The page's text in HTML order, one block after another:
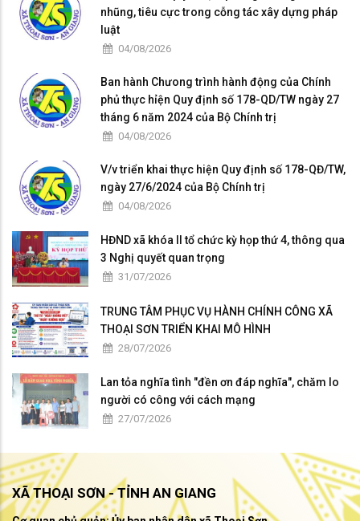
nhũng, tiêu cực trong cỗng tác xây dựng pháp
luật
04/08/2026
Ban hành Chưong trình hành động của Chính
phủ thực hỉện Quy định số 178-QD/TW ngày 27
tháng 6 năm 2024 của Bộ Chính trị
04/08/2026
V/v triển khai thực hiện Quy định số 178-QĐ/TW,
ngày 27/6/2024 của Bộ Chính trị
04/08/2026
HĐND xã khóa II tổ chức kỳ họp thứ 4, thông qua
3 Nghị quyết quan trọng
31/07/2026
TRUNG TÂM PHỤC VỤ HÀNH CHÍNH CÔNG XÃ
THOẠI SƠN TRIỂN KHAI MÔ HÌNH
28/07/2026
Lan tỏa nghĩa tình "đền ơn đáp nghĩa", chăm lo
người có công với cách mạng
27/07/2026
XÃ THOẠI SƠN - TỈNH AN GIANG